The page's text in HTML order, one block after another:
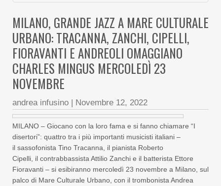
MILANO, GRANDE JAZZ A MARE CULTURALE
URBANO: TRACANNA, ZANCHI, CIPELLI,
FIORAVANTI E ANDREOLI OMAGGIANO
CHARLES MINGUS MERCOLEDÌ 23
NOVEMBRE
andrea infusino | Novembre 12, 2022
MILANO – Giocano con la loro fama e si fanno chiamare “I
disertori”: quattro tra i più importanti musicisti italiani –
il sassofonista Tino Tracanna, il pianista Roberto
Cipelli, il contrabbassista Attilio Zanchi e il batterista Ettore
Fioravanti – si esibiranno mercoledì 23 novembre a Milano, sul
palco di Mare Culturale Urbano, con il trombonista Andrea